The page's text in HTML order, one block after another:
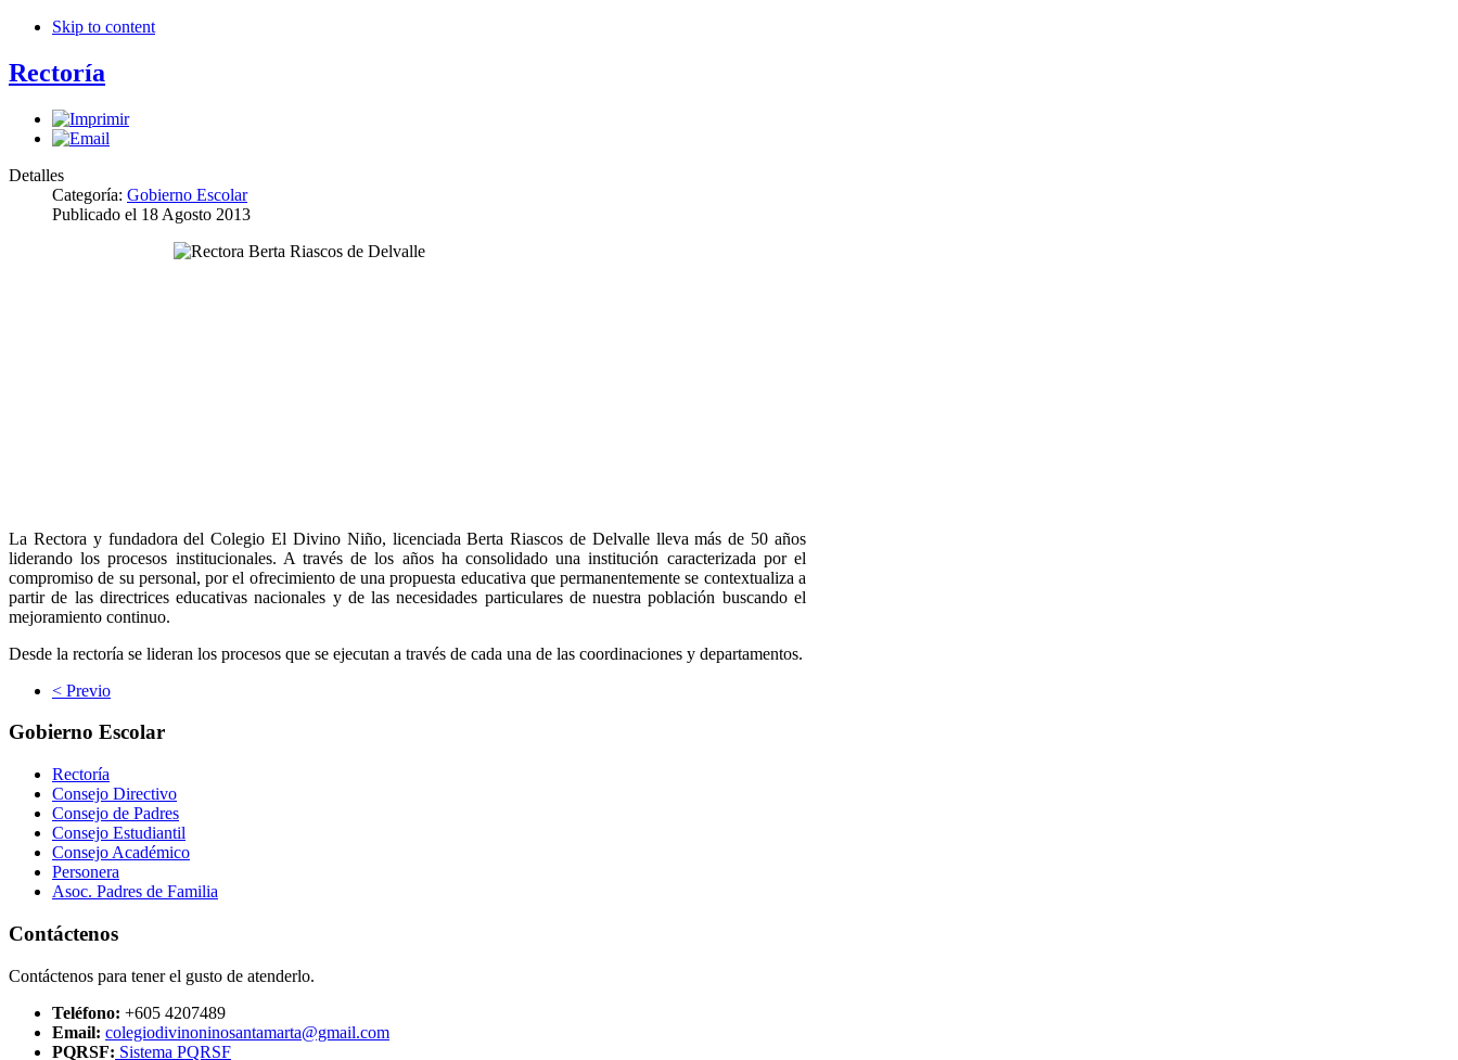
Skip to content
Rectoría
Detalles
Categoría: Gobierno Escolar
Publicado el 18 Agosto 2013
La Rectora y fundadora del Colegio El Divino Niño, licenciada Berta Riascos de Delvalle lleva más de 50 años
liderando los procesos institucionales. A través de los años ha consolidado una institución caracterizada por el
compromiso de su personal, por el ofrecimiento de una propuesta educativa que permanentemente se contextualiza a
partir de las directrices educativas nacionales y de las necesidades particulares de nuestra población buscando el
mejoramiento continuo.
Desde la rectoría se lideran los procesos que se ejecutan a través de cada una de las coordinaciones y departamentos.
< Previo
Gobierno Escolar
Rectoría
Consejo Directivo
Consejo de Padres
Consejo Estudiantil
Consejo Académico
Personera
Asoc. Padres de Familia
Contáctenos
Contáctenos para tener el gusto de atenderlo.
Teléfono: +605 4207489
Email: colegiodivinoninosantamarta@gmail.com
PQRSF: Sistema PQRSF